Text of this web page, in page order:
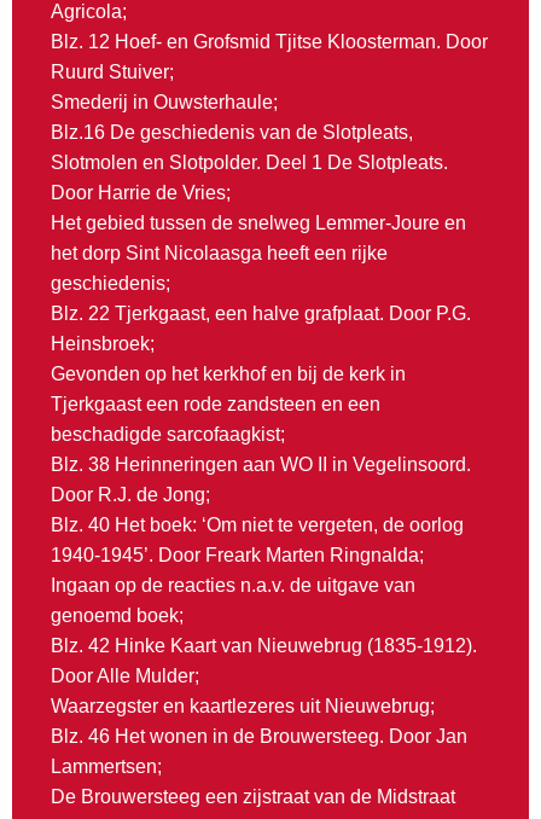
Agricola;
Blz. 12 Hoef- en Grofsmid Tjitse Kloosterman. Door
Ruurd Stuiver;
Smederij in Ouwsterhaule;
Blz.16 De geschiedenis van de Slotpleats,
Slotmolen en Slotpolder. Deel 1 De Slotpleats.
Door Harrie de Vries;
Het gebied tussen de snelweg Lemmer-Joure en
het dorp Sint Nicolaasga heeft een rijke
geschiedenis;
Blz. 22 Tjerkgaast, een halve grafplaat. Door P.G.
Heinsbroek;
Gevonden op het kerkhof en bij de kerk in
Tjerkgaast een rode zandsteen en een
beschadigde sarcofaagkist;
Blz. 38 Herinneringen aan WO II in Vegelinsoord.
Door R.J. de Jong;
Blz. 40 Het boek: ‘Om niet te vergeten, de oorlog
1940-1945’. Door Freark Marten Ringnalda;
Ingaan op de reacties n.a.v. de uitgave van
genoemd boek;
Blz. 42 Hinke Kaart van Nieuwebrug (1835-1912).
Door Alle Mulder;
Waarzegster en kaartlezeres uit Nieuwebrug;
Blz. 46 Het wonen in de Brouwersteeg. Door Jan
Lammertsen;
De Brouwersteeg een zijstraat van de Midstraat